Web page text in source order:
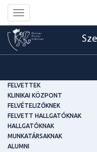
Toggle
navigation
FELVETTEK
KLINIKAI KÖZPONT
FELVÉTELIZŐKNEK
FELVETT HALLGATÓKNAK
HALLGATÓKNAK
MUNKATÁRSAKNAK
ALUMNI